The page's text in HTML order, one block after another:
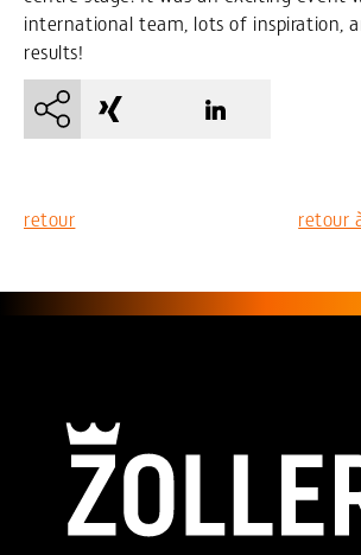
international team, lots of inspiration,
results!
retour retour